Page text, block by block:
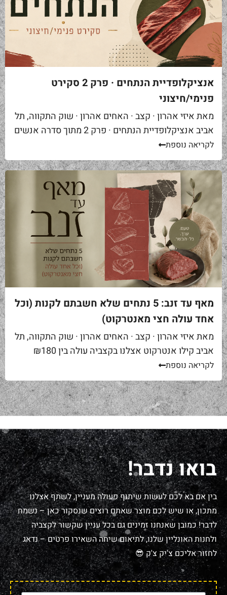
אנציקלופדיית הנתחים · פרק 2 סקירט
פנימי/חיצוני
מאת איזי אהרון · קצב · האחים אהרון · שוק התקווה, תל
אביב אנציקלופדיית הנתחים · פרק 2 מתוך סדרה אנשים
באים אליי בקצביה ומבקשים "סקירט". שאלה ראשונה...
לקריאה נוספת
מאף עד זנב: 5 נתחים שלא חשבתם לקנות (וכל
אחד עולה חצי מאנטרקוט)
מאת איזי אהרון · קצב · האחים אהרון · שוק התקווה, תל
אביב קילו אנטרקוט אצלנו בקצביה עולה בין ₪180
ל-₪220. מחיר יפה – וגם מוצדק, כי זה...
לקריאה נוספת
בואו נדבר!
בין אם בא לכם לעשות שיתוף פעולה מעניין, לשתף אצלנו
מתכון, או שיש לכם מוצר שאתם רוצים שנסקור כאן – נשמח
לדבר! כמובן שאנחנו זמינים גם בכל עניין שקשור לקצביה
ולחנות האונליין שלנו, לתיאום שיחה השאירו פרטים – נדאג
לחזור אליכם צ'יק צ'ק 😎